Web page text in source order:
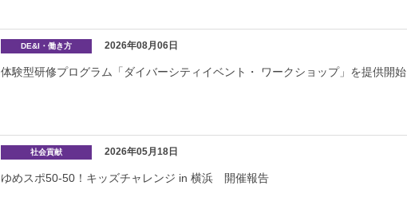
DE&I・働き方 2026年08月06日
体験型研修プログラム「ダイバーシティイベント・ ワークショップ」を提供開始
社会貢献 2026年05月18日
ゆめスポ50-50！キッズチャレンジ in 横浜 開催報告